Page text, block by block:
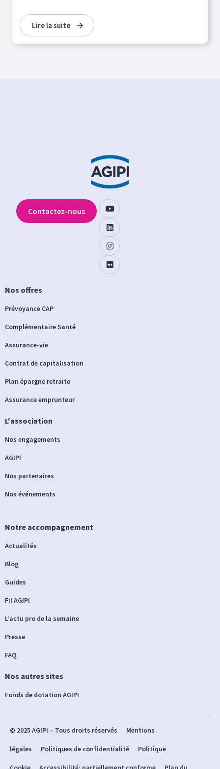
Lire la suite
Nos offres
Prévoyance CAP
Complémentaire Santé
Assurance-vie
Contrat de capitalisation
Plan épargne retraite
Assurance emprunteur
L'association
Nos engagements
AGIPI
Nos partenaires
Nos événements
Notre accompagnement
Actualités
Blog
Guides
Fil AGIPI
L’actu pro de la semaine
Presse
FAQ
Nos autres sites
Fonds de dotation AGIPI
Contactez-nous
© 2025 AGIPI – Tous droits réservés Mentions
légales Politiques de confidentialité Politique